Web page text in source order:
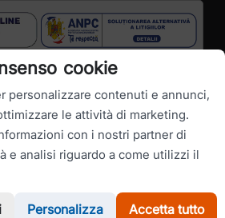
- Tutti i diritti riservati.
Chiamaci
cookie
personalizzare contenuti e annunci,
le attività di marketing.
con i nostri partner di
e analisi riguardo a come utilizzi il
Personalizza Accetta tutto